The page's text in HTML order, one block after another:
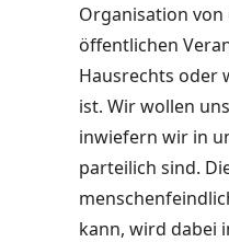
Organisation
öffentlichen
Hausrechts oder
ist. Wir wollen
inwiefern wir in
parteilich sind.
kann, wird dabei